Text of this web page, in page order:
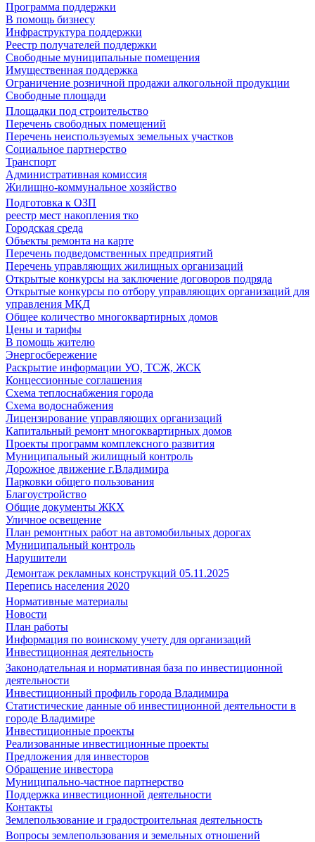
Программа поддержки
В помощь бизнесу
Инфраструктура поддержки
Реестр получателей поддержки
Свободные муниципальные помещения
Имущественная поддержка
Ограничение розничной продажи алкогольной продукции
Свободные площади
Площадки под строительство
Перечень свободных помещений
Перечень неиспользуемых земельных участков
Социальное партнерство
Транспорт
Административная комиссия
Жилищно-коммунальное хозяйство
Подготовка к ОЗП
реестр мест накопления тко
Городская среда
Объекты ремонта на карте
Перечень подведомственных предприятий
Перечень управляющих жилищных организаций
Открытые конкурсы на заключение договоров подряда
Открытые конкурсы по отбору управляющих организаций для
управления МКД
Общее количество многоквартирных домов
Цены и тарифы
В помощь жителю
Энергосбережение
Раскрытие информации УО, ТСЖ, ЖСК
Концессионные соглашения
Схема теплоснабжения города
Схема водоснабжения
Лицензирование управляющих организаций
Капитальный ремонт многоквартирных домов
Проекты программ комплексного развития
Муниципальный жилищный контроль
Дорожное движение г.Владимира
Парковки общего пользования
Благоустройство
Общие документы ЖКХ
Уличное освещение
План ремонтных работ на автомобильных дорогах
Муниципальный контроль
Нарушители
Демонтаж рекламных конструкций 05.11.2025
Перепись населения 2020
Нормативные материалы
Новости
План работы
Информация по воинскому учету для организаций
Инвестиционная деятельность
Законодательная и нормативная база по инвестиционной
деятельности
Инвестиционный профиль города Владимира
Статистические данные об инвестиционной деятельности в
городе Владимире
Инвестиционные проекты
Реализованные инвестиционные проекты
Предложения для инвесторов
Обращение инвестора
Муниципально-частное партнерство
Поддержка инвестиционной деятельности
Контакты
Землепользование и градостроительная деятельность
Вопросы землепользования и земельных отношений